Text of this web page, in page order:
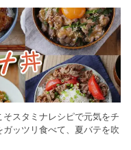
スタミナレシピで元気をチ
ッツリ食べて、夏バテを吹